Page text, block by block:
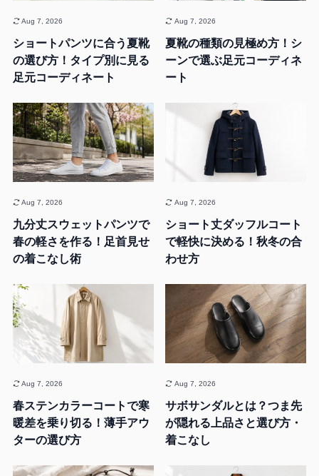
ショートパンツに合う夏靴
の選び方！タイプ別に見る
足元コーディネート
Aug 7, 2026
夏靴の種類の見極め方！シ
ーンで選ぶ足元コーディネ
ート
Aug 7, 2026
九分丈スウェットパンツで
春の軽さを作る！足首見せ
の着こなし術
Aug 7, 2026
ショート丈ダッフルコート
で軽快に決める！秋冬の合
わせ方
Aug 7, 2026
春ステンカラーコートで寒
暖差を乗り切る！薄手アウ
ターの選び方
Aug 7, 2026
サボサンダルとは？つま先
が隠れる上品さと選び方・
着こなし
Aug 7, 2026